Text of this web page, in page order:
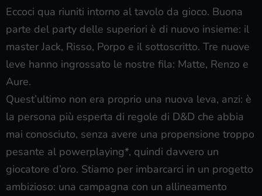
Eccoci qua riuniti intorno al tavolo da gioco. Buona
parte del party delle superiori è di nuovo insieme: il
master Jack, Risso, Porpo e il sottoscritto. Tre nuove
leve hanno ingrossato le nostre fila: Matte, Renzo e
Aure.
Quest’ultimo non era proprio una nuova leva, anzi: è
la persona più esperta di regole di D&D che abbia
mai conosciuto, senza avere una propensione troppo
pesante al powerplaying*, quindi davvero un
giocatore d’oro. Stiamo per imbarcarci in un progetto
ambizioso: una campagna con un allineamento